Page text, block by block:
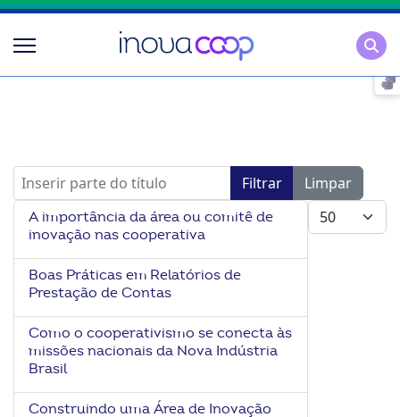
Inserir parte do título Filtrar
Limpar
Mostrar #
A importância da área ou comitê de
inovação nas cooperativa
Boas Práticas em Relatórios de
Prestação de Contas
Como o cooperativismo se conecta às
missões nacionais da Nova Indústria
Brasil
Construindo uma Área de Inovação